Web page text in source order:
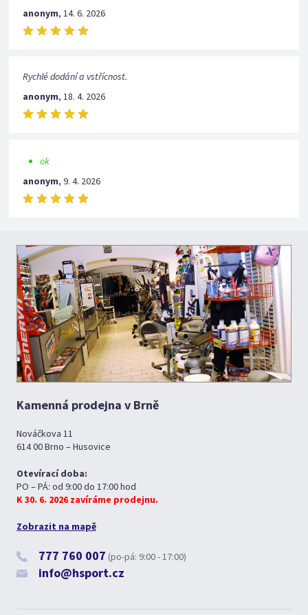
anonym,14. 6. 2026
Rychlé dodání a vstřícnost.
anonym,18. 4. 2026
ok
anonym,9. 4. 2026
Kamenná prodejna v Brně
Nováčkova 11
614 00 Brno – Husovice
Otevírací doba:
PO – PÁ: od 9:00 do 17:00 hod
K 30. 6. 2026 zavíráme prodejnu.
Zobrazit na mapě
777 760 007 (po-pá: 9:00 - 17:00)
info@hsport.cz